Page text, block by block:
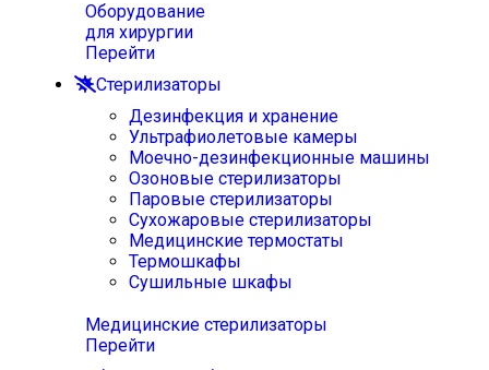
Оборудование
для хирургии
Перейти
Стерилизаторы
Дезинфекция и хранение
Ультрафиолетовые камеры
Моечно-дезинфекционные машины
Озоновые стерилизаторы
Паровые стерилизаторы
Сухожаровые стерилизаторы
Медицинские термостаты
Термошкафы
Сушильные шкафы
Медицинские стерилизаторы
Перейти